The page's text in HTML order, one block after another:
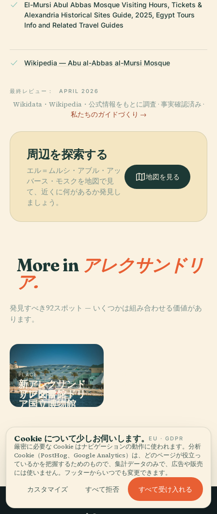
El-Mursi Abul Abbas Mosque Visiting Hours, Tickets &
Alexandria Historical Sites Guide, 2025, Egypt Tours
Info and Related Travel Guides
Wikipedia — Abu al-Abbas al-Mursi Mosque
最終レビュー： APRIL 2026
Wikidata・Wikipedia・公式情報をもとに調査 · 事実確認済み ·
私たちのガイドづくり →
周辺を探索する
エル＝ムルシ・アブル・アッ
バース・モスクを地図で見
て、近くに何があるか発見し
ましょう。
地図を見る
More in アレクサンドリ
ア.
発見すべき92スポット — いくつかは組み合わせる価値があ
ります。
PLACE
新アレクサンド
リア図書館
PLACE
アレクサンドリ
ア国立博物館
アレクサンドリアの全92 スポット
Cookie について少しお伺いします。 EU · GDPR
厳密に必要な Cookie はナビゲーションの動作に使われます。分析
Cookie（PostHog、Google Analytics）は、どのページが役立っ
ているかを把握するためのもので、集計データのみで、広告や販売
には使いません。フッターからいつでも変更できます。
カスタマイズ すべて拒否 すべて受け入れる